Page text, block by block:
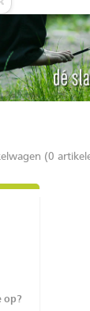
(0
op?